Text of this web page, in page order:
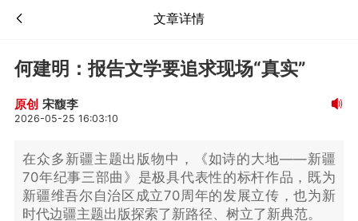
文章详情
何建明：报告文学要追求现场“真实”
原创 宋馥李
2026-05-25 16:03:10
在众多新疆主题出版物中，《如诗的大地——新疆
70年纪事三部曲》是极具代表性的标杆作品，既为
新疆维吾尔自治区成立70周年的发展立传，也为新
时代边疆主题出版探索了新路径、树立了新典范。